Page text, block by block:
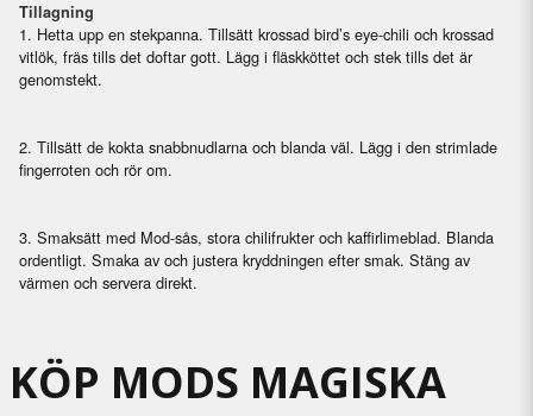
Tillagning
1. Hetta upp en stekpanna. Tillsätt krossad bird’s eye-chili och krossad
vitlök, fräs tills det doftar gott. Lägg i fläskköttet och stek tills det är
genomstekt.
2. Tillsätt de kokta snabbnudlarna och blanda väl. Lägg i den strimlade
fingerroten och rör om.
3. Smaksätt med Mod-sås, stora chilifrukter och kaffirlimeblad. Blanda
ordentligt. Smaka av och justera kryddningen efter smak. Stäng av
värmen och servera direkt.
KÖP MODS MAGISKA